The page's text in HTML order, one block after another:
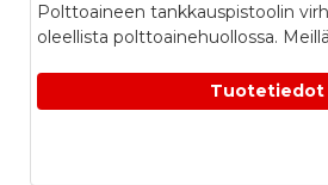
Polttoaineen tankkauspistoolin
oleellista polttoainehuollossa.
Tuotetiedot